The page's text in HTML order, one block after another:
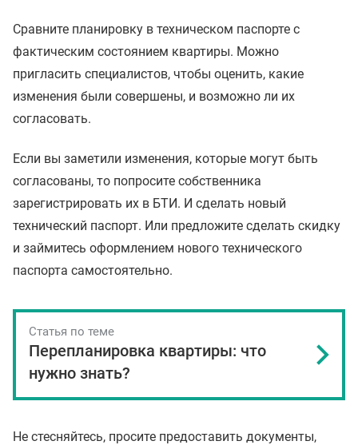
Сравните планировку в техническом паспорте с
фактическим состоянием квартиры. Можно
пригласить специалистов, чтобы оценить, какие
изменения были совершены, и возможно ли их
согласовать.
Если вы заметили изменения, которые могут быть
согласованы, то попросите собственника
зарегистрировать их в БТИ. И сделать новый
технический паспорт. Или предложите сделать скидку
и займитесь оформлением нового технического
паспорта самостоятельно.
Статья по теме
Перепланировка квартиры: что
нужно знать?
Не стесняйтесь, просите предоставить документы,